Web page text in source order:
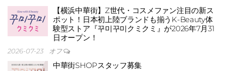
【横浜中華街】Z世代・コスメファン注目の新ス
ポット！日本初上陸ブランドも揃うK-Beauty体
験型ストア『꾸미꾸미クミクミ』が2026年7月31
日オープン！
2026-07-23 オフ
中華街SHOPスタッフ募集